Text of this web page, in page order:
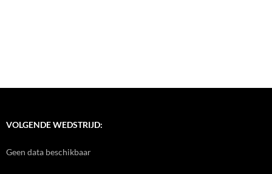
VOLGENDE WEDSTRIJD:
Geen data beschikbaar